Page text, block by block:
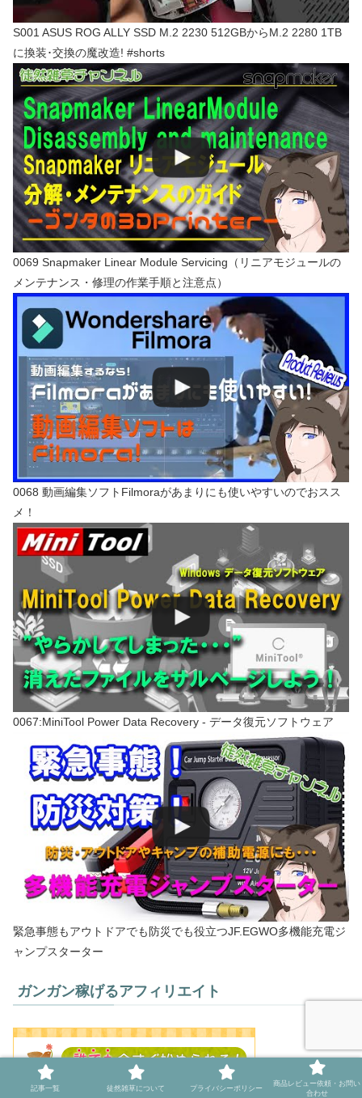
S001 ASUS ROG ALLY SSD M.2 2230 512GBからM.2 2280 1TB
に換装･交換の魔改造! #shorts
0069 Snapmaker Linear Module Servicing（リニアモジュールの
メンテナンス・修理の作業手順と注意点）
0068 動画編集ソフトFilmoraがあまりにも使いやすいのでおスス
メ！
0067:MiniTool Power Data Recovery - データ復元ソフトウェア
緊急事態もアウトドアでも防災でも役立つJF.EGWO多機能充電ジ
ャンプスターター
ガンガン稼げるアフィリエイト
記事一覧 徒然雑草について プライバシーポリシー
商品レビュー依頼・お問い
合わせ